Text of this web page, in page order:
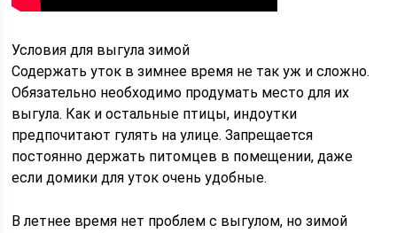
Условия для выгула зимой
Содержать уток в зимнее время не так уж и сложно.
Обязательно необходимо продумать место для их
выгула. Как и остальные птицы, индоутки
предпочитают гулять на улице. Запрещается
постоянно держать питомцев в помещении, даже
если домики для уток очень удобные.
В летнее время нет проблем с выгулом, но зимой